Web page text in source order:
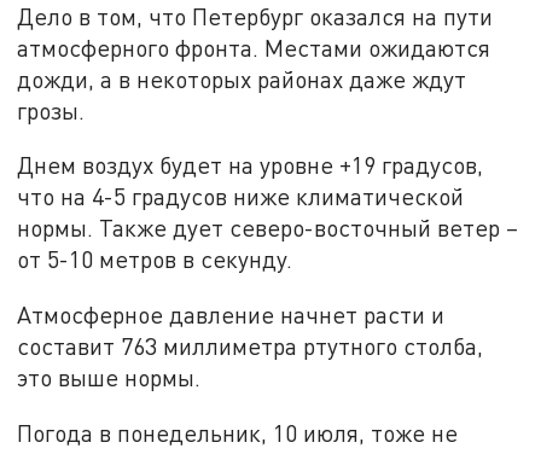
Дело в том, что Петербург оказался на пути
атмосферного фронта. Местами ожидаются
дожди, а в некоторых районах даже ждут
грозы.
Днем воздух будет на уровне +19 градусов,
что на 4-5 градусов ниже климатической
нормы. Также дует северо-восточный ветер –
от 5-10 метров в секунду.
Атмосферное давление начнет расти и
составит 763 миллиметра ртутного столба,
это выше нормы.
Погода в понедельник, 10 июля, тоже не